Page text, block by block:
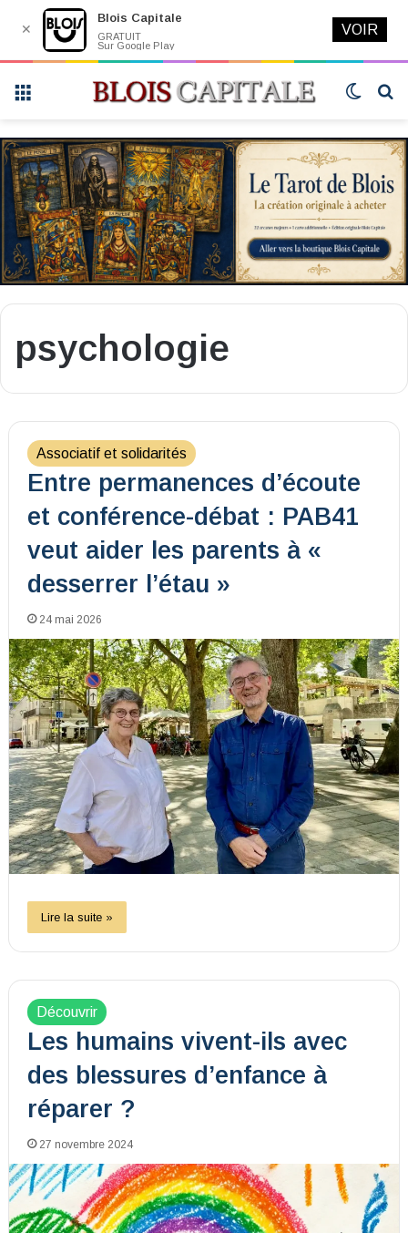
Switch
psychologie
Associatif et solidarités
Entre permanences d’écoute
et conférence-débat : PAB41
veut aider les parents à «
desserrer l’étau »
24 mai 2026
Lire la suite »
Découvrir
Les humains vivent-ils avec
des blessures d’enfance à
réparer ?
27 novembre 2024
✕
Blois Capitale
GRATUIT
Sur Google Play
VOIR